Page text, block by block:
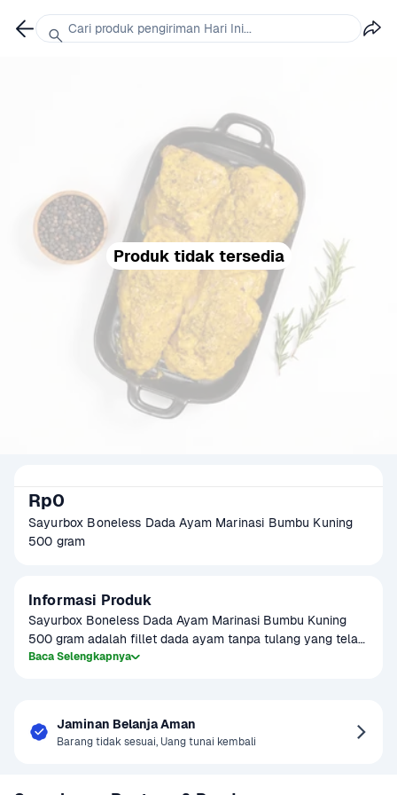
Produk tidak tersedia
Rp0
Sayurbox Boneless Dada Ayam Marinasi Bumbu Kuning
500 gram
Informasi Produk
Sayurbox Boneless Dada Ayam Marinasi Bumbu Kuning
500 gram adalah fillet dada ayam tanpa tulang yang telah
dimarinasi dengan bumbu kuning khas rempah Indonesia.
rasa gurih rempah kunyit, bawang, dan ketumbar. Dikemas
higienis dalam kemasan vacuum agar kualitas dan
Baca Selengkapnya
Jaminan Belanja Aman
Barang tidak sesuai, Uang tunai kembali
Cari produk pengiriman Hari Ini...